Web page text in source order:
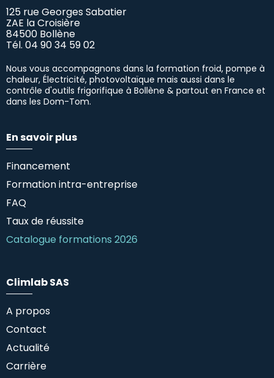
125 rue Georges Sabatier
ZAE la Croisière
84500 Bollène
Tél. 04 90 34 59 02
Nous vous accompagnons dans la formation froid, pompe à
chaleur, Électricité, photovoltaïque mais aussi dans le
contrôle d'outils frigorifique à Bollène & partout en France et
dans les Dom-Tom.
En savoir plus
Financement
Formation intra-entreprise
FAQ
Taux de réussite
Catalogue formations 2026
Climlab SAS
A propos
Contact
Actualité
Carrière